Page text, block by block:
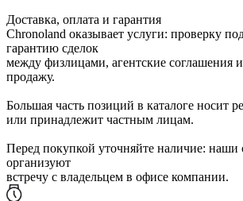
Доставка, оплата и гарантия
Chronoland оказывает услуги: проверку
гарантию сделок
между физлицами, агентские соглашения
продажу.
Большая часть позиций в каталоге носит
или принадлежит частным лицам.
Перед покупкой уточняйте наличие: наши
организуют
встречу с владельцем в офисе компании.